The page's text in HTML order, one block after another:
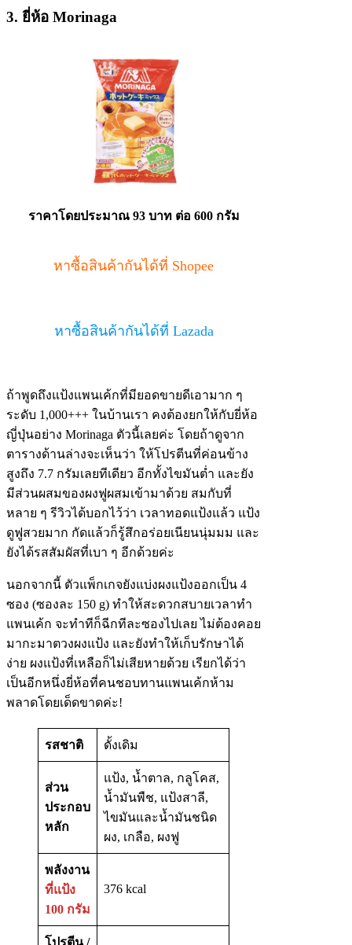
3. ยี่ห้อ Morinaga
ราคาโดยประมาณ 93 บาทต่อ 600 กรัม
หาซื้อสินค้ากันได้ที่ Shopee
หาซื้อสินค้ากันได้ที่ Lazada
ถ้าพูดถึงแป้งแพนเค้กที่มียอดขายดีเอามาก ๆ
ระดับ 1,000+++ ในบ้านเรา คงต้องยกให้กับยี่ห้อ
ญี่ปุ่นอย่าง Morinaga ตัวนี้เลยค่ะ โดยถ้าดูจาก
ตารางด้านล่างจะเห็นว่า ให้โปรตีนที่ค่อนข้าง
สูงถึง 7.7 กรัมเลยทีเดียว อีกทั้งไขมันต่ำ และยัง
มีส่วนผสมของผงฟูผสมเข้ามาด้วย สมกับที่
หลาย ๆ รีวิวได้บอกไว้ว่า เวลาทอดแป้งแล้ว แป้ง
ดูฟูสวยมาก กัดแล้วก็รู้สึกอร่อยเนียนนุ่มมม และ
ยังได้รสสัมผัสที่เบา ๆ อีกด้วยค่ะ
นอกจากนี้ ตัวแพ็กเกจยังแบ่งผงแป้งออกเป็น 4
ซอง (ซองละ 150 g) ทำให้สะดวกสบายเวลาทำ
แพนเค้ก จะทำทีก็ฉีกทีละซองไปเลย ไม่ต้องคอย
มากะมาตวงผงแป้ง และยังทำให้เก็บรักษาได้
ง่าย ผงแป้งที่เหลือก็ไม่เสียหายด้วย เรียกได้ว่า
เป็นอีกหนึ่งยี่ห้อที่คนชอบทานแพนเค้กห้าม
พลาดโดยเด็ดขาดค่ะ!
รสชาติ ดั้งเดิม
ส่วน
ประกอบ
หลัก
แป้ง, น้ำตาล, กลูโคส,
น้ำมันพืช, แป้งสาลี,
ไขมันและน้ำมันชนิด
ผง, เกลือ, ผงฟู
พลังงาน
ที่แป้ง
100 กรัม
376 kcal
โปรตีน /